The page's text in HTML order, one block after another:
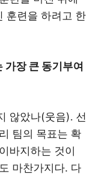
훈련을 하려고 한
가장 큰 동기부여
않았나(웃음). 선
팀의 목표는 확
바지하는 것이
마찬가지다. 다